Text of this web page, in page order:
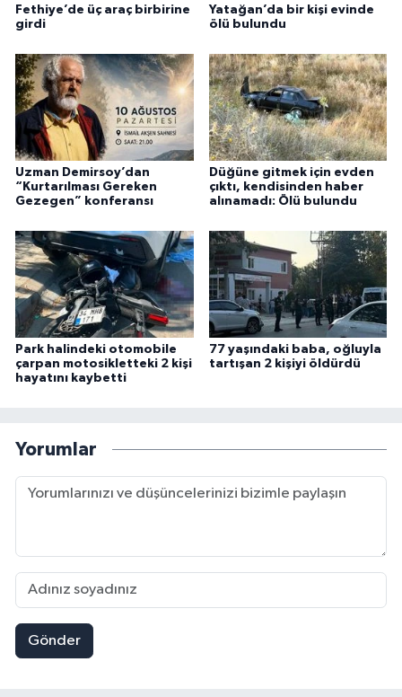
Fethiye’de üç araç birbirine
girdi
Yatağan’da bir kişi evinde
ölü bulundu
Uzman Demirsoy’dan
“Kurtarılması Gereken
Gezegen” konferansı
Düğüne gitmek için evden
çıktı, kendisinden haber
alınamadı: Ölü bulundu
Park halindeki otomobile
çarpan motosikletteki 2 kişi
hayatını kaybetti
77 yaşındaki baba, oğluyla
tartışan 2 kişiyi öldürdü
Yorumlar
Gönder